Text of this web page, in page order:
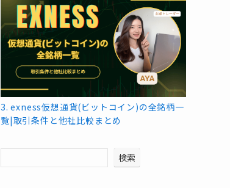
3. exness仮想通貨(ビットコイン)の全銘柄一
覧|取引条件と他社比較まとめ
検索